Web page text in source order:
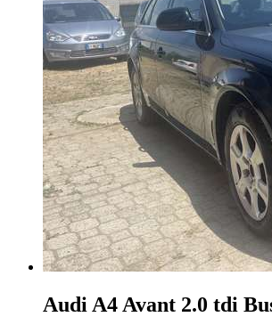
Audi A4 Avant 2.0 tdi